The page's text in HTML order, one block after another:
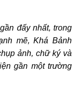
đấy nhất, trong
mẽ, Khá Bảnh
ảnh, chữ ký và
gần một trường